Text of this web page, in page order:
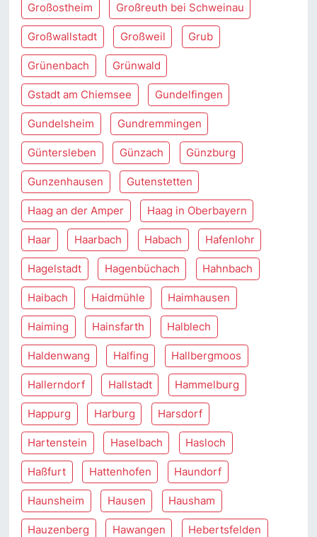
Großostheim Großreuth bei Schweinau
Großwallstadt Großweil Grub
Grünenbach Grünwald
Gstadt am Chiemsee Gundelfingen
Gundelsheim Gundremmingen
Güntersleben Günzach Günzburg
Gunzenhausen Gutenstetten
Haag an der Amper Haag in Oberbayern
Haar Haarbach Habach Hafenlohr
Hagelstadt Hagenbüchach Hahnbach
Haibach Haidmühle Haimhausen
Haiming Hainsfarth Halblech
Haldenwang Halfing Hallbergmoos
Hallerndorf Hallstadt Hammelburg
Happurg Harburg Harsdorf
Hartenstein Haselbach Hasloch
Haßfurt Hattenhofen Haundorf
Haunsheim Hausen Hausham
Hauzenberg Hawangen Hebertsfelden